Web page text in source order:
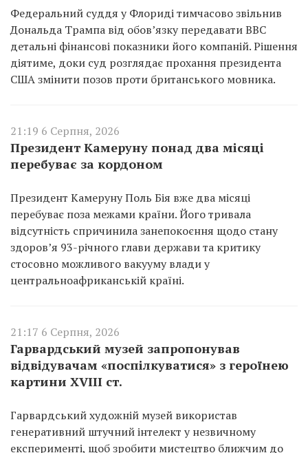
Федеральний суддя у Флориді тимчасово звільнив
Дональда Трампа від обов’язку передавати BBC
детальні фінансові показники його компаній. Рішення
діятиме, доки суд розглядає прохання президента
США змінити позов проти британського мовника.
21:19 6 Серпня, 2026
Президент Камеруну понад два місяці
перебуває за кордоном
Президент Камеруну Поль Бія вже два місяці
перебуває поза межами країни. Його тривала
відсутність спричинила занепокоєння щодо стану
здоров’я 93-річного глави держави та критику
стосовно можливого вакууму влади у
центральноафриканській країні.
21:17 6 Серпня, 2026
Гарвардський музей запропонував
відвідувачам «поспілкуватися» з героїнею
картини XVIII ст.
Гарвардський художній музей використав
генеративний штучний інтелект у незвичному
експерименті, щоб зробити мистецтво ближчим до